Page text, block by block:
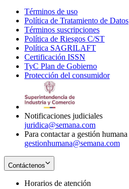
Términos de uso
in
new
window
Política de Tratamiento de Datos
Términos suscripciones
in
Política de Riesgos C/ST
Política SAGRILAFT
new
window
Certificación ISSN
in
new
TyC Plan de Gobierno
in
Protección del consumidorOpens
Notificaciones judiciales
juridica@semana.com
Para contactar a gestión humana
gestionhumana@semana.com
Contáctenos
Horarios de atención